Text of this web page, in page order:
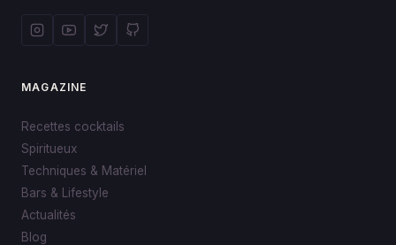
MAGAZINE
Recettes cocktails
Spiritueux
Techniques & Matériel
Bars & Lifestyle
Actualités
Blog